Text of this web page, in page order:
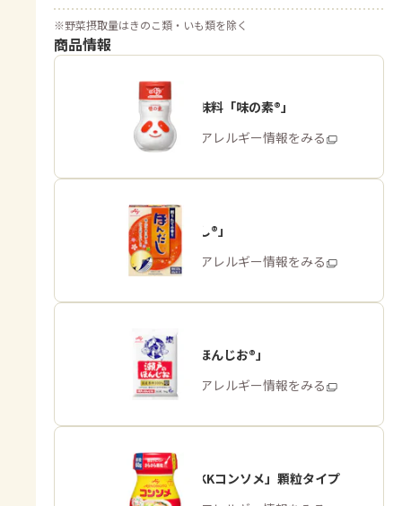
※野菜摂取量はきのこ類・いも類を除く
商品情報
うま味調味料「味の素®」
商品・アレルギー情報をみる
「ほんだし®」
商品・アレルギー情報をみる
「瀬戸のほんじお®」
商品・アレルギー情報をみる
「味の素KKコンソメ」顆粒タイプ